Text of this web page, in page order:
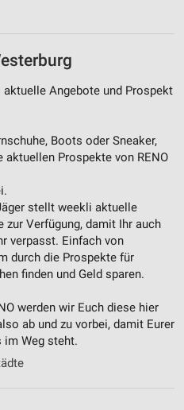
Angebote und Prospekt
Boots oder Sneaker,
Prospekte von RENO
stellt weekli aktuelle
zur Verfügung, damit Ihr auch
verpasst. Einfach von
durch die Prospekte für
finden und Geld sparen.
werden wir Euch diese hier
ab und zu vorbei, damit Eurer
im Weg steht.
Inhalten
Statistiken oder
verschiedenen
der Angebote
zur Auswahl von